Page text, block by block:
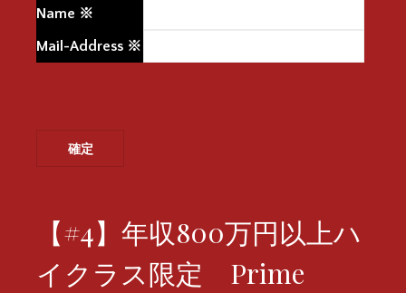
Name ※
Mail-Address ※
【#4】年収800万円以上ハ
イクラス限定 Prime